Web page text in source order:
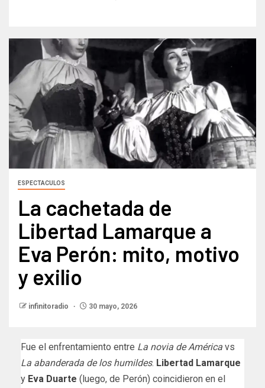
ESPECTACULOS
La cachetada de
Libertad Lamarque a
Eva Perón: mito, motivo
y exilio
infinitoradio 30 mayo, 2026
Fue el enfrentamiento entre La novia de América vs
La abanderada de los humildes. Libertad Lamarque
y Eva Duarte (luego, de Perón) coincidieron en el